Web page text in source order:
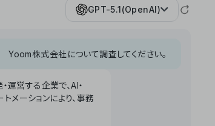
GPT-5.1(OpenAI)
Yoom株式会社について調査してください。
運営する企業で、AI・
メーションにより、事務